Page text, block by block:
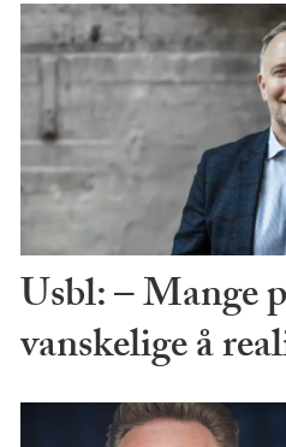
Usbl: – Mange
vanskelige å